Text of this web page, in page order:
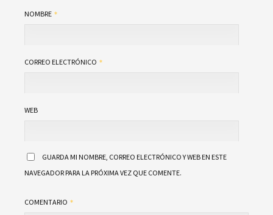
NOMBRE
CORREO ELECTRÓNICO
WEB
GUARDA MI NOMBRE, CORREO ELECTRÓNICO Y WEB EN ESTE
NAVEGADOR PARA LA PRÓXIMA VEZ QUE COMENTE.
COMENTARIO